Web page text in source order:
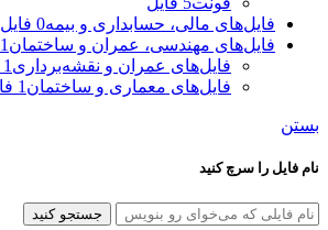
فایل‌های مالی، حسابداری و بیمه0 فایل
فایل‌های مهندسی، عمران و ساختمان 1 فایل
فایل‌های عمران و نقشه‌برداری 1 فایل
فایل‌های معماری و ساختمان 1 فایل
بستن
نام فایل را سرچ کنید
جستجو کنید